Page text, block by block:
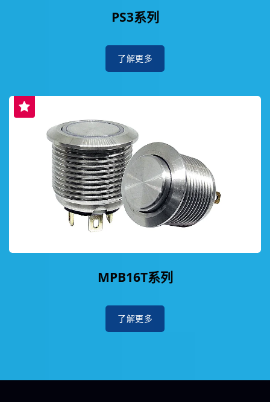
PS3系列
了解更多
MPB16T系列
了解更多